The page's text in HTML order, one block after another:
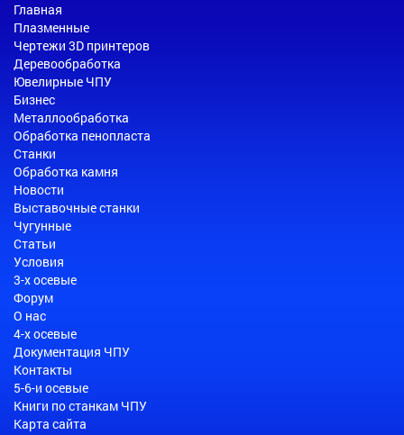
Главная
Плазменные
Чертежи 3D принтеров
Деревообработка
Ювелирные ЧПУ
Бизнес
Металлообработка
Обработка пенопласта
Станки
Обработка камня
Новости
Выставочные станки
Чугунные
Статьи
Условия
3-х осевые
Форум
О нас
4-х осевые
Документация ЧПУ
Контакты
5-6-и осевые
Книги по станкам ЧПУ
Карта сайта